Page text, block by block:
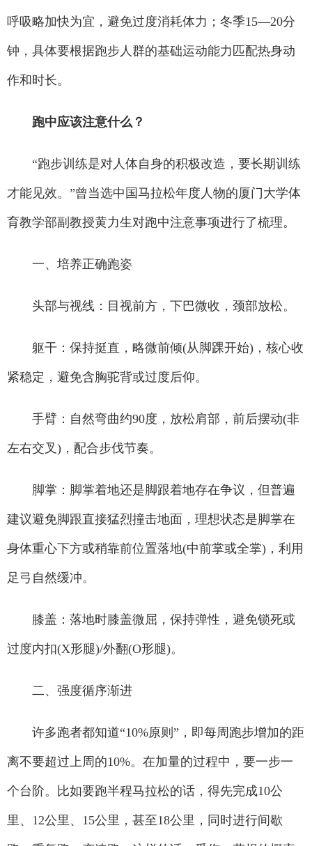
呼吸略加快为宜，避免过度消耗体力；冬季15—20分
钟，具体要根据跑步人群的基础运动能力匹配热身动
作和时长。
跑中应该注意什么？
“跑步训练是对人体自身的积极改造，要长期训练
才能见效。”曾当选中国马拉松年度人物的厦门大学体
育教学部副教授黄力生对跑中注意事项进行了梳理。
一、培养正确跑姿
头部与视线：目视前方，下巴微收，颈部放松。
躯干：保持挺直，略微前倾(从脚踝开始)，核心收
紧稳定，避免含胸驼背或过度后仰。
手臂：自然弯曲约90度，放松肩部，前后摆动(非
左右交叉)，配合步伐节奏。
脚掌：脚掌着地还是脚跟着地存在争议，但普遍
建议避免脚跟直接猛烈撞击地面，理想状态是脚掌在
身体重心下方或稍靠前位置落地(中前掌或全掌)，利用
足弓自然缓冲。
膝盖：落地时膝盖微屈，保持弹性，避免锁死或
过度内扣(X形腿)/外翻(O形腿)。
二、强度循序渐进
许多跑者都知道“10%原则”，即每周跑步增加的距
离不要超过上周的10%。在加量的过程中，要一步一
个台阶。比如要跑半程马拉松的话，得先完成10公
里、12公里、15公里，甚至18公里，同时进行间歇